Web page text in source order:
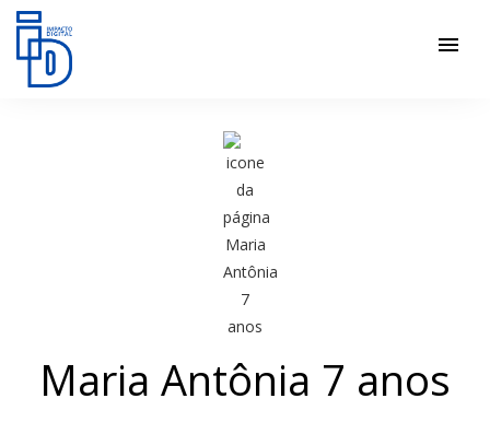
menu
Maria Antônia 7 anos